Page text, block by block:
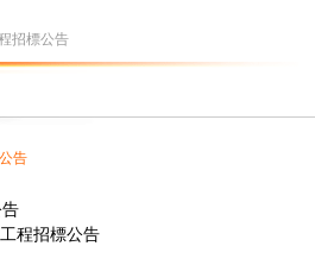
招標公告
告
程招標公告